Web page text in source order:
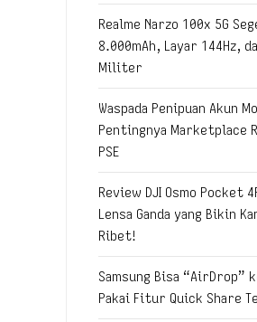
Realme Narzo 100x 5G
8.000mAh, Layar 144Hz,
Militer
Waspada Penipuan Akun
Pentingnya Marketplace
PSE
Review DJI Osmo Pocket
Lensa Ganda yang Bikin
Ribet!
Samsung Bisa “AirDrop”
Pakai Fitur Quick Share